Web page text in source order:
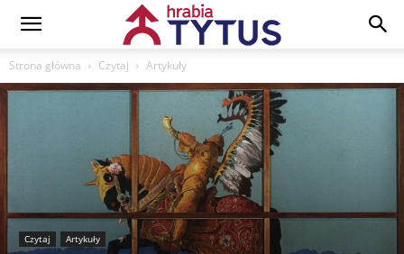
Strona główna Czytaj Artykuły
Czytaj Artykuły